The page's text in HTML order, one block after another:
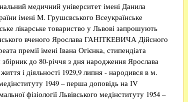
медичний університет імені Данила
імені М. Грушсвського Всеукраїнське
лікарське товариство у Львові запрошують
вченого Ярослава ГАНІТКЕВИЧА Дійсного
премії імені Івана Огієнка, стипендіата
до 80-річчя з дня народження Ярослава
і діяльності 1929,9 липня - народився в м.
1949 – перша доповідь на ІV
фізіології Львівського медінституту 1954 –